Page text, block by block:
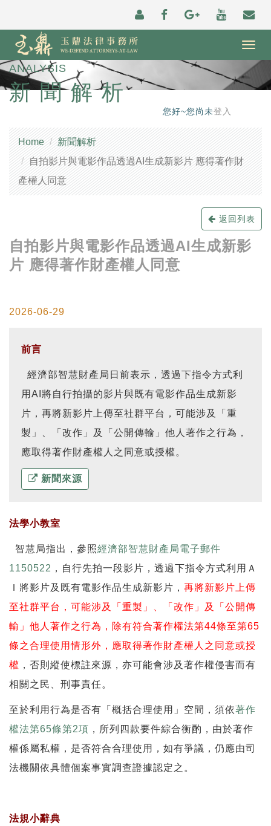
ANALYSIS
新聞解析
您好~您尚未登入
Home
新聞解析
自拍影片與電影作品透過AI生成新影片 應得著作財
產權人同意
返回列表
自拍影片與電影作品透過AI生成新影
片 應得著作財產權人同意
2026-06-29
前言
經濟部智慧財產局日前表示，透過下指令方式利
用AI將自行拍攝的影片與既有電影作品生成新影
片，再將新影片上傳至社群平台，可能涉及「重
製」、「改作」及「公開傳輸」他人著作之行為，
應取得著作財產權人之同意或授權。
新聞來源
法學小教室
智慧局指出，參照經濟部智慧財產局電子郵件
1150522 ，自行先拍一段影片，透過下指令方式利用Ａ
Ｉ將影片及既有電影作品生成新影片， 再將新影片上傳
至社群平台，可能涉及「重製」、「改作」及「公開傳
輸」他人著作之行為，除有符合著作權法第44條至第65
條之合理使用情形外，應取得著作財產權人之同意或授
權 ，否則縱使標註來源，亦可能會涉及著作權侵害而有
相關之民、刑事責任。
至於利用行為是否有「概括合理使用」空間，須依著作
權法第65條第2項 ，所列四款要件綜合衡酌，由於著作
權係屬私權，是否符合合理使用，如有爭議，仍應由司
法機關依具體個案事實調查證據認定之。
法規小辭典